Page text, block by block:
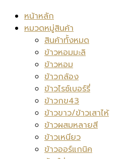
หน้าหลัก
หมวดหมู่สินค้า
สินค้าทั้งหมด
ข้าวหอมมะลิ
ข้าวหอม
ข้าวกล้อง
ข้าวไรซ์เบอร์รี่
ข้าวกข43
ข้าวขาว/ข้าวเสาไห้
ข้าวผสมหลายสี
ข้าวเหนียว
ข้าวออร์แกนิค